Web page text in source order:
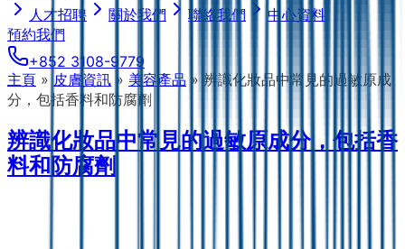
人才招聘 關於我們 聯絡我們
中心資料
預約我們
+852 3108-9779
主頁 » 皮膚資訊 » 美容產品 » 辨識化妝品中常見的過敏原成
分，包括香料和防腐劑
辨識化妝品中常見的過敏原成分，包括香
料和防腐劑